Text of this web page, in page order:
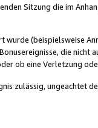
Sitzung die im
wurde (beispielsweise
die nicht
ob eine Verletzung
zulässig, ungeachtet